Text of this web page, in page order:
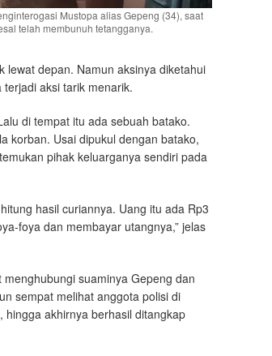
Mustopa alias Gepeng (34), saat
telah membunuh tetangganya.
lewat depan. Namun aksinya diketahui
aksi tarik menarik.
di tempat itu ada sebuah batako.
korban. Usai dipukul dengan batako,
pihak keluarganya sendiri pada
hasil curiannya. Uang itu ada Rp3
foya dan membayar utangnya,” jelas
suaminya Gepeng dan
sempat melihat anggota polisi di
akhirnya berhasil ditangkap